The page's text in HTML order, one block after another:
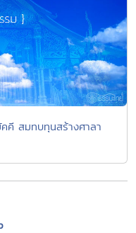
คี สมทบทุนสร้างศาลา